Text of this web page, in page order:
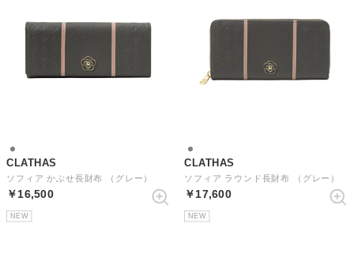
CLATHAS
ソフィア かぶせ長財布 （グレー）
￥16,500
NEW
CLATHAS
ソフィア ラウンド長財布 （グレー）
￥17,600
NEW